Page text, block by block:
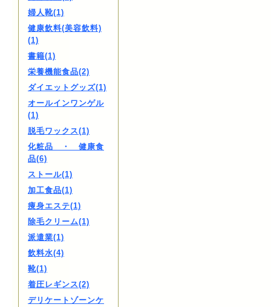
婦人靴(1)
健康飲料(美容飲料)
(1)
書籍(1)
栄養機能食品(2)
ダイエットグッズ(1)
オールインワンゲル
(1)
脱毛ワックス(1)
化粧品 ・ 健康食
品(6)
ストール(1)
加工食品(1)
痩身エステ(1)
除毛クリーム(1)
派遣業(1)
飲料水(4)
靴(1)
着圧レギンス(2)
デリケートゾーンケ